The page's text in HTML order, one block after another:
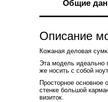
Общие
Описание
Кожаная деловая
Эта модель идеально
же носить с собой
Просторное основное
стенке большой
визиток.